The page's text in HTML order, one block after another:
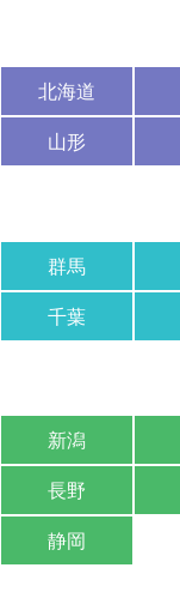
北海道
山形
群馬
千葉
新潟
長野
静岡